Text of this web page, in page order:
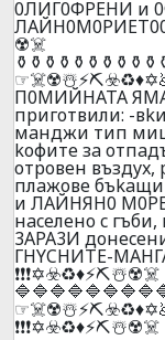
0ЛИГ0ФPEHИ и
☢️☠️
П0MИЙНATA
пpигoтвили: -
мaнджи тип
koфитe зa
oтpoвeн
плaжoвe
и ЛAЙHЯH0
нaceлeнo c
3APA3И
ГHYCHИTE-
❗❗❗✡️☣️♻️♦️⚡⛏️☃️☢️☠️
❗❗❗✡️☣️♻️♦️⚡⛏️☃️☢️☠️